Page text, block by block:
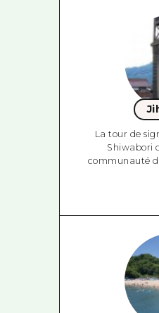
La tour de
Shiwabori
communauté